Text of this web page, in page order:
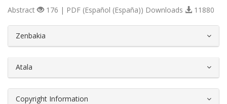
Abstract
176 | PDF (Español (España)) Downloads 11880
Zenbakia
Atala
Copyright Information